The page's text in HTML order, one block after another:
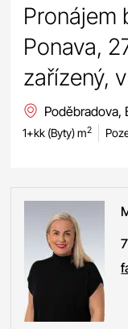
Pronájem
Ponava,
zařízený,
Poděbradova,
1+kk (Byty) m2